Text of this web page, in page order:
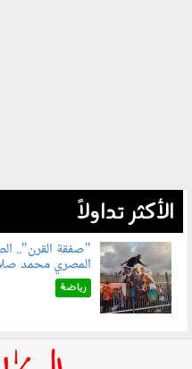
الأكثر تداولاً
070801.jpg
"صفقة القرن"..
المصري محمد
رياضة